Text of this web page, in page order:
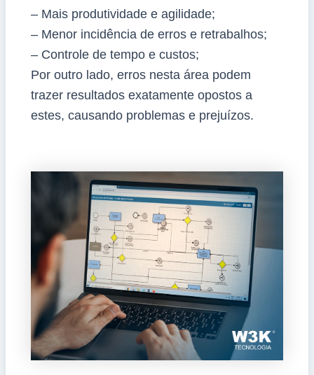
– Mais produtividade e agilidade;
– Menor incidência de erros e retrabalhos;
– Controle de tempo e custos;
Por outro lado, erros nesta área podem
trazer resultados exatamente opostos a
estes, causando problemas e prejuízos.